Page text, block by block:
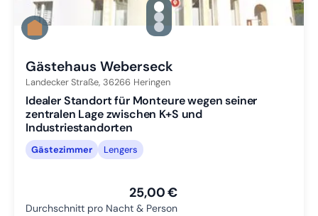
gallery.slide_selector
Zu Slide 1 wechseln
Zu Slide 2 wechseln
Zu Slide 3 wechseln
Gästehaus Weberseck
Landecker Straße, 36266 Heringen
Idealer Standort für Monteure wegen seiner
zentralen Lage zwischen K+S und
Industriestandorten
Gästezimmer Lengers
25,00 €
Durchschnitt pro Nacht & Person